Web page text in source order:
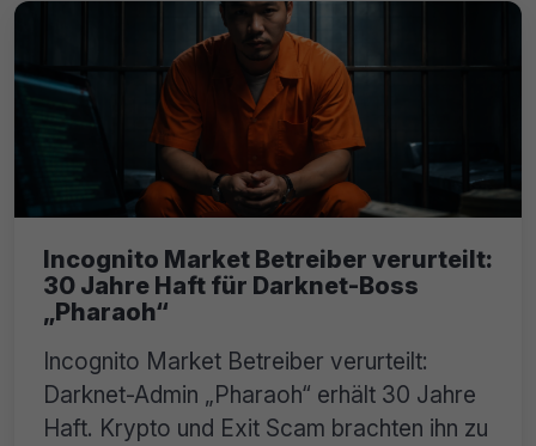
Incognito Market Betreiber verurteilt:
30 Jahre Haft für Darknet-Boss
„Pharaoh“
Incognito Market Betreiber verurteilt:
Darknet-Admin „Pharaoh“ erhält 30 Jahre
Haft. Krypto und Exit Scam brachten ihn zu